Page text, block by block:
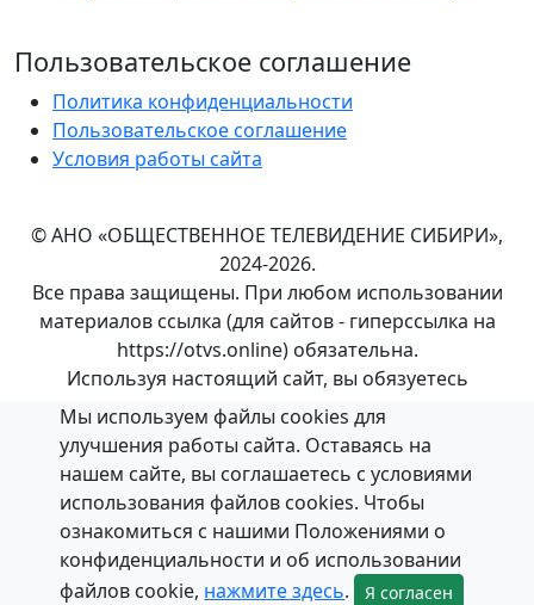
Пользовательское соглашение
Политика конфиденциальности
Пользовательское соглашение
Условия работы сайта
© АНО «ОБЩЕСТВЕННОЕ ТЕЛЕВИДЕНИЕ СИБИРИ»,
2024-2026.
Все права защищены. При любом использовании
материалов ссылка (для сайтов - гиперссылка на
https://otvs.online) обязательна.
Используя настоящий сайт, вы обязуетесь
выполнять условияданного соглашения.
Положение об обработке изащите персональных
данныхв АНО «ОБЩЕСТВЕННОЕ ТЕЛЕВИДЕНИЕ
СИБИРИ».
Мы используем файлы cookies для
улучшения работы сайта. Оставаясь на
нашем сайте, вы соглашаетесь с условиями
использования файлов cookies. Чтобы
ознакомиться с нашими Положениями о
конфиденциальности и об использовании
файлов cookie, нажмите здесь. Я согласен